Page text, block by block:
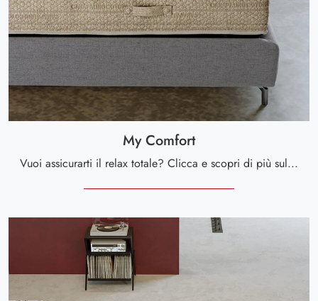
My Comfort
Vuoi assicurarti il relax totale? Clicca e scopri di più sul materasso My Comfort tra i modelli hybrid matrimoniali di Altaflex!